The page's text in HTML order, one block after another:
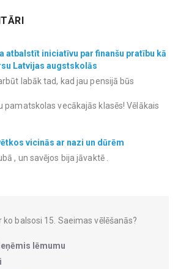
atbalstīt iniciatīvu par finanšu pratību kā
Latvijas augstskolās
labāk tad, kad jau pensijā būs
pamatskolas vecākajās klasēs! Vēlākais
vicinās ar nazi un dūrēm
, un savējos bija jāvaktē .
ko balsosi 15. Saeimas vēlēšanās?
lēmumu